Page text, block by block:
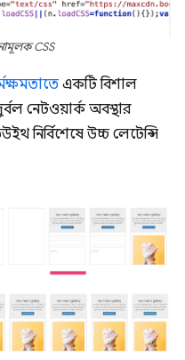
CSS
একটি বিশাল
নেটওয়ার্ক অবস্থার
নির্বিশেষে উচ্চ লেটেন্সি